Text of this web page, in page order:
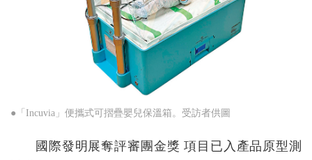
●「Incuvia」便攜式可摺疊嬰兒保溫箱。受訪者供圖
國際發明展奪評審團金獎 項目已入產品原型測